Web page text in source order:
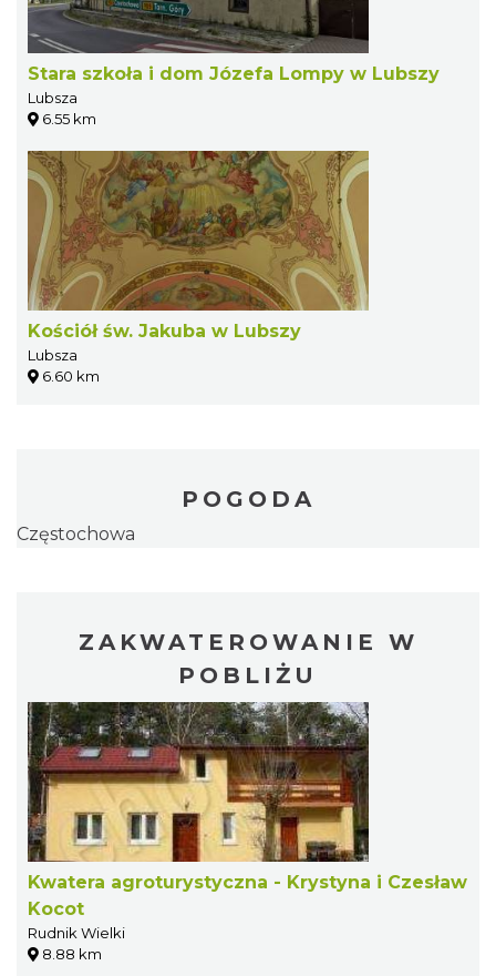
Stara szkoła i dom Józefa Lompy w Lubszy
Lubsza
6.55 km
Kościół św. Jakuba w Lubszy
Lubsza
6.60 km
POGODA
Częstochowa
ZAKWATEROWANIE W
POBLIŻU
Kwatera agroturystyczna - Krystyna i Czesław
Kocot
Rudnik Wielki
8.88 km